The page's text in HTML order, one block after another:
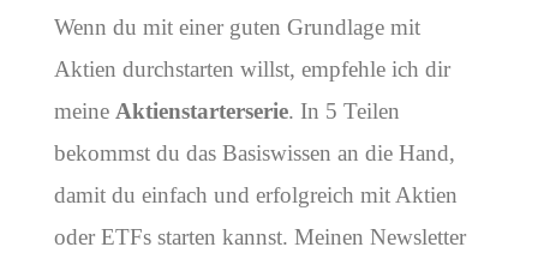
Wenn du mit einer guten Grundlage mit
Aktien durchstarten willst, empfehle ich dir
meine Aktienstarterserie. In 5 Teilen
bekommst du das Basiswissen an die Hand,
damit du einfach und erfolgreich mit Aktien
oder ETFs starten kannst. Meinen Newsletter